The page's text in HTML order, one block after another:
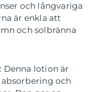
och långvariga
är enkla att
och solbränna
Denna lotion är
och